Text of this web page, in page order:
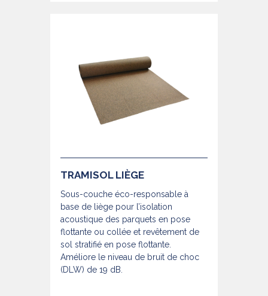
TRAMISOL LIÈGE
Sous-couche éco-responsable à
base de liège pour l’isolation
acoustique des parquets en pose
flottante ou collée et revêtement de
sol stratifié en pose flottante.
Améliore le niveau de bruit de choc
(DLW) de 19 dB.